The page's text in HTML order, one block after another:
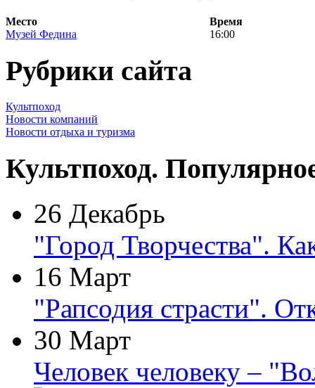
Место
Время
Музей Федина
16:00
Рубрики сайта
Культпоход
Новости компаний
Новости отдыха и туризма
Культпоход.
26 Декабрь
"Город Творчества".
16 Март
"Рапсодия страсти".
30 Март
Человек человеку –